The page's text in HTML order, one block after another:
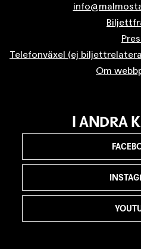
Telefonväxel (ej
Om
I ANDRA